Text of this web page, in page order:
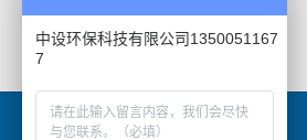
中设环保科技有限公司1350051167
7